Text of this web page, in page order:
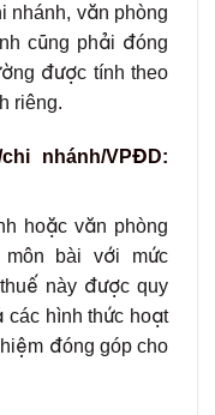
nhánh, văn phòng
cũng phải đóng
được tính theo
riêng.
nhánh/VPĐD:
hoặc văn phòng
bài với mức
này được quy
hình thức hoạt
đóng góp cho